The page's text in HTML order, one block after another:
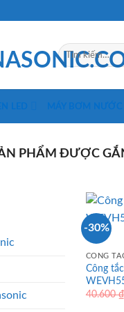
Tìm
kiếm:
LED MÁY BƠM NƯỚC
PHẨM ĐƯỢC
-30%
CÔNG
Công
40.600₫